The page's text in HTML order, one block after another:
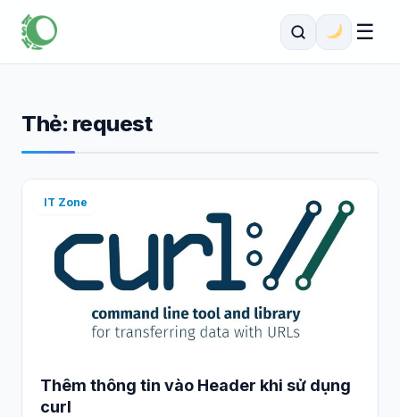
☰
Thẻ: request
IT Zone
Thêm thông tin vào Header khi sử dụng
curl